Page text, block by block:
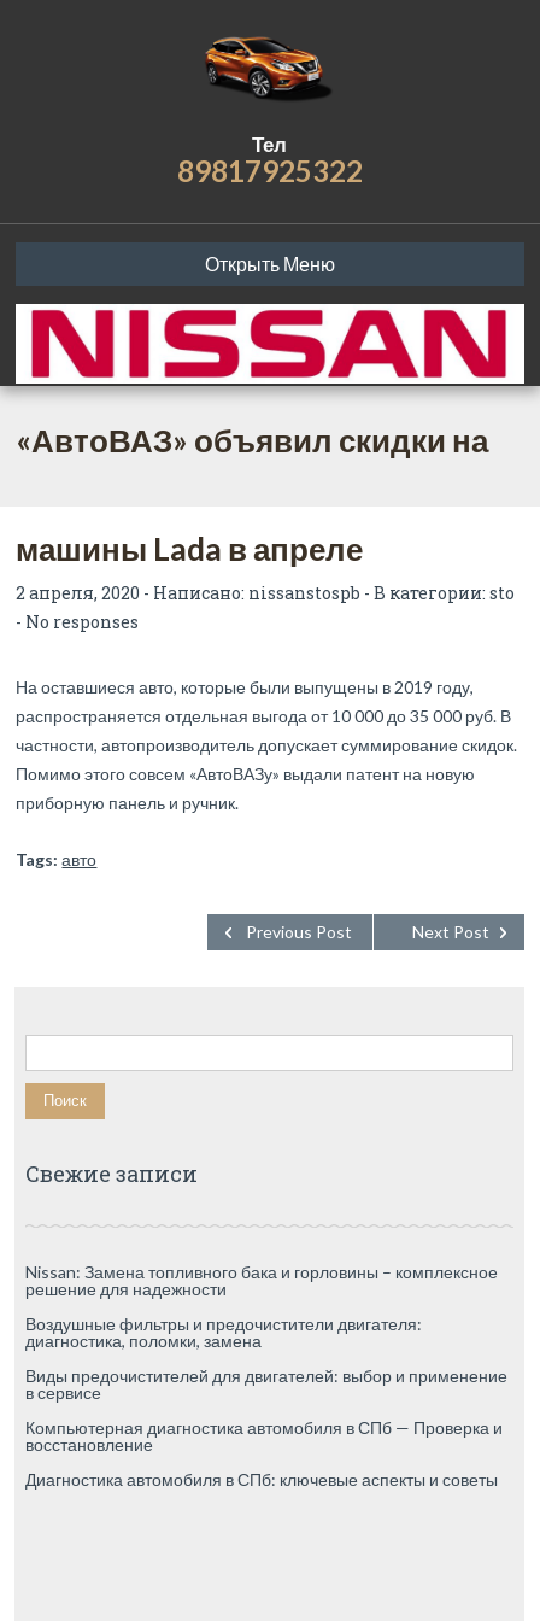
Тел
89817925322
Открыть Меню
«АвтоВАЗ» объявил скидки на
машины Lada в апреле
2 апреля, 2020 - Написано: nissanstospb - В категории:sto
- No responses
На оставшиеся авто, которые были выпущены в 2019 году,
распространяется отдельная выгода от 10 000 до 35 000 руб. В
частности, автопроизводитель допускает суммирование скидок.
Помимо этого совсем «АвтоВАЗу» выдали патент на новую
приборную панель и ручник.
Tags: авто
Next Post
Previous Post
Найти:
Свежие записи
Nissan: Замена топливного бака и горловины – комплексное
решение для надежности
Воздушные фильтры и предочистители двигателя:
диагностика, поломки, замена
Виды предочистителей для двигателей: выбор и применение
в сервисе
Компьютерная диагностика автомобиля в СПб — Проверка и
восстановление
Диагностика автомобиля в СПб: ключевые аспекты и советы